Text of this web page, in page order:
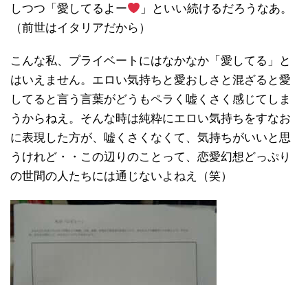
しつつ「愛してるよー
」といい続けるだろうなあ。
（前世はイタリアだから）
こんな私、プライベートにはなかなか「愛してる」と
はいえません。エロい気持ちと愛おしさと混ざると愛
してると言う言葉がどうもペラく嘘くさく感じてしま
うからねえ。そんな時は純粋にエロい気持ちをすなお
に表現した方が、嘘くさくなくて、気持ちがいいと思
うけれど・・この辺りのことって、恋愛幻想どっぷり
の世間の人たちには通じないよねえ（笑）